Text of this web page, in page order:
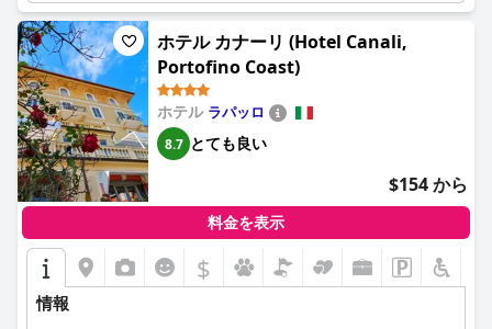
たりするため、5つ星ホテルの期待には及ばないと感じていま
す。
夕食の体験は、より賛否両論があり、特にビストロレストランで
は料理の質が低いと感じる宿泊客もいます。しかし、GAZEBOで
の高級料理や、ピザのような傑出した料理は賞賛されています。
ビーチでの食事はロマンチックな雰囲気で知られており、全体的
に改善が必要な点はあるものの、楽しめる要素はまだあります。
客室は賛否両論があります。モダンで快適で、魅力的なアールデ
コ調の装飾が施されている一方で、一部の宿泊客は、特にバスル
ームのコンパクトなサイズと収納スペースの不足を指摘していま
す。シャワーやバスタブのメンテナンスの問題も言及されていま
す。しかし、海の景色を望む客室は、特にその素晴らしい眺めで
賞賛されており、全体的な雰囲気は豪華で穏やかであると表現さ
れています。
ホテル カナーリ (Hotel Canali,
Portofino Coast)
ホテル ラパッロ
8.7 とても良い
$154 から
料金を表示
$
情報